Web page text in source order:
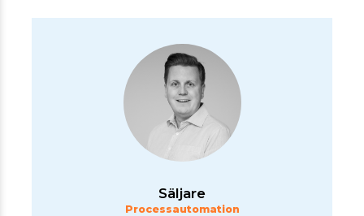
Säljare
Processautomation